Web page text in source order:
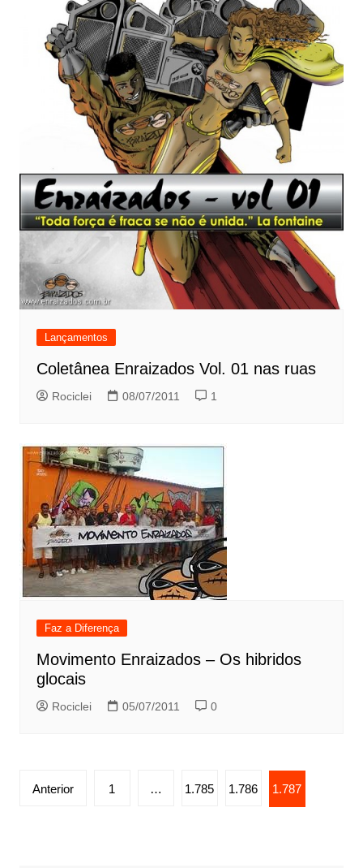
Lançamentos
Coletânea Enraizados Vol. 01 nas ruas
Rociclei 08/07/2011 1
Faz a Diferença
Movimento Enraizados – Os hibridos
glocais
Rociclei 05/07/2011 0
Paginação
Anterior 1 … 1.785 1.786 1.787